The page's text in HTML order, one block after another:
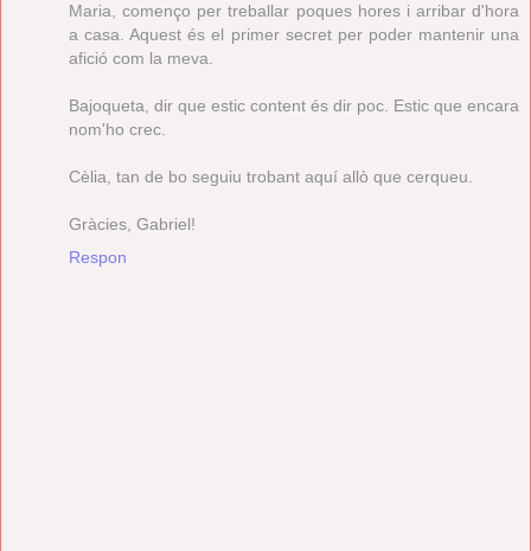
Maria, començo per treballar poques hores i arribar d'hora
a casa. Aquest és el primer secret per poder mantenir una
afició com la meva.
Bajoqueta, dir que estic content és dir poc. Estic que encara
nom'ho crec.
Cèlia, tan de bo seguiu trobant aquí allò que cerqueu.
Gràcies, Gabriel!
Respon